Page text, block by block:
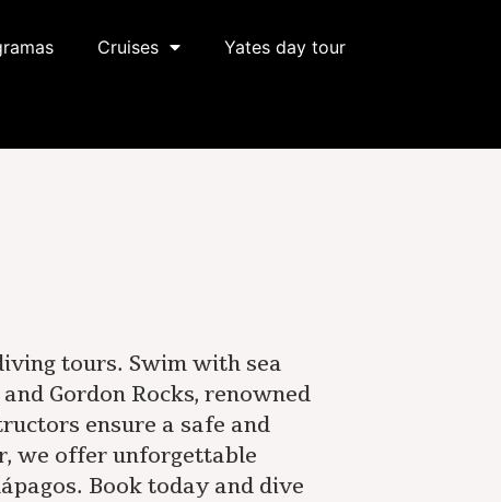
Cruises Yates day tour
tours. Swim with sea
Gordon Rocks, renowned
ensure a safe and
we offer unforgettable
Book today and dive